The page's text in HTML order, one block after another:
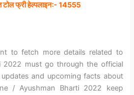
टोलफ्रीहेल्पलाइन:- 14555
to fetch more details related to
2022 must go through the official
and upcoming facts about
/ Ayushman Bharti 2022 keep